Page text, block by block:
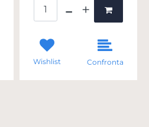
Wishlist Confronta